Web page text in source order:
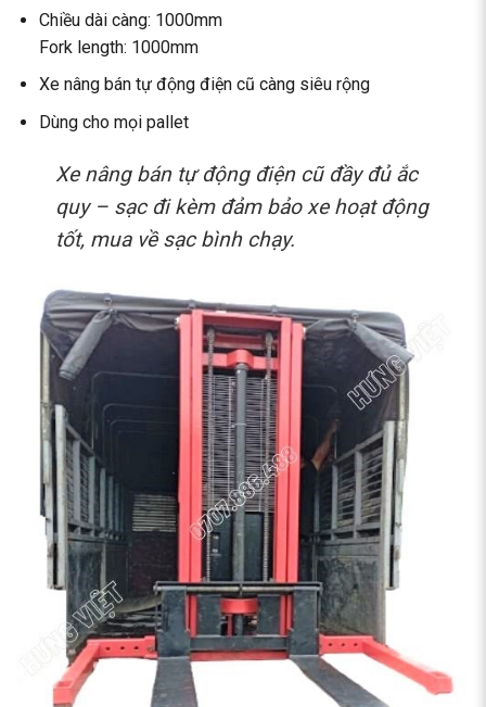
Chiều dài càng: 1000mm
Fork length: 1000mm
Xe nâng bán tự động điện cũ càng siêu rộng
Dùng cho mọi pallet
Xe nâng bán tự động điện cũ đầy đủ ắc
quy – sạc đi kèm đảm bảo xe hoạt động
tốt, mua về sạc bình chạy.